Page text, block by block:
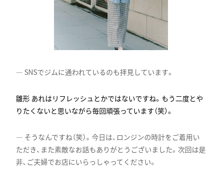
SNSでジムに通われているのも拝見しています。
あれはリフレッシュとかではないですね。もう二度とや
りたくないと思いながら毎回頑張っています（笑）。
そうなんですね（笑）。今日は、ロンジンの時計をご着用い
ただき、また素敵なお話もありがとうございました。次回は是
非、ご夫婦でお店にいらっしゃってください。